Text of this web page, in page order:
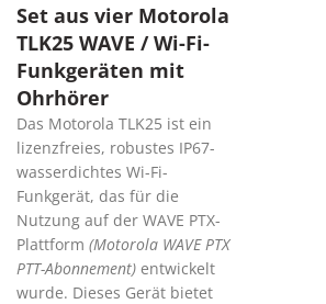
Set aus vier Motorola
TLK25 WAVE / Wi-Fi-
Funkgeräten mit
Ohrhörer
Das Motorola TLK25 ist ein
lizenzfreies, robustes IP67-
wasserdichtes Wi-Fi-
Funkgerät, das für die
Nutzung auf der WAVE PTX-
Plattform (Motorola WAVE PTX
PTT-Abonnement) entwickelt
wurde. Dieses Gerät bietet